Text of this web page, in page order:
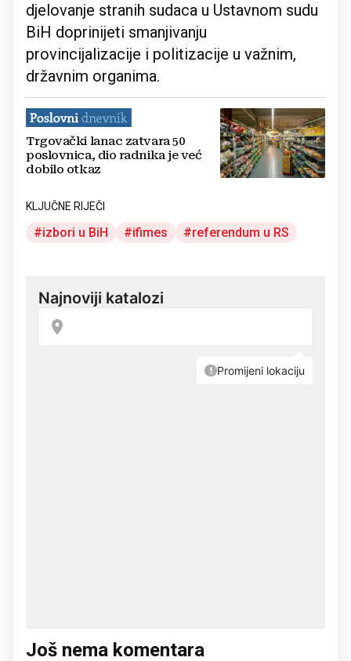
djelovanje stranih sudaca u Ustavnom sudu
BiH doprinijeti smanjivanju
provincijalizacije i politizacije u važnim,
državnim organima.
Trgovački lanac zatvara 50
poslovnica, dio radnika je već
dobilo otkaz
KLJUČNE RIJEČI
izbori u BiH ifimes referendum u RS
Još nema komentara